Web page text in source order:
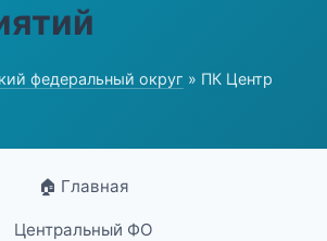
федеральный округ » ПК Центр
🏠 Главная
Центральный ФО